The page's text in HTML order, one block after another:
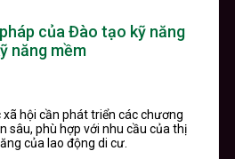
của Đào tạo kỹ năng
năng mềm
hội cần phát triển các chương
sâu, phù hợp với nhu cầu của thị
của lao động di cư.